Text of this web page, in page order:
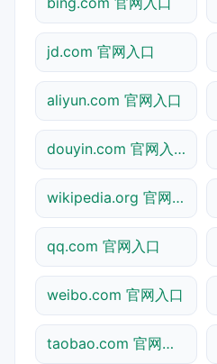
jd.com 官网入口
aliyun.com 官网入口
douyin.com 官网入口
wikipedia.org 官网入口
qq.com 官网入口
weibo.com 官网入口
taobao.com 官网入口